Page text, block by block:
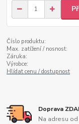
Číslo produktu:
Max. zatížení / nosnost:
Záruka:
Výrobce:
Hlídat cenu / dostupnost
Doprava
Na adresu